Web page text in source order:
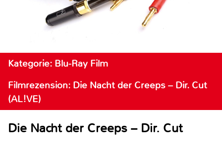
Kategorie: Blu-Ray Film
Filmrezension: Die Nacht der Creeps – Dir. Cut
(AL!VE)
Die Nacht der Creeps – Dir. Cut